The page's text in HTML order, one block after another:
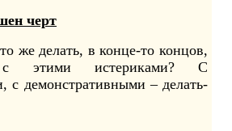
черт
делать, в конце-то концов,
этими истериками? С
с демонстративными – делать-